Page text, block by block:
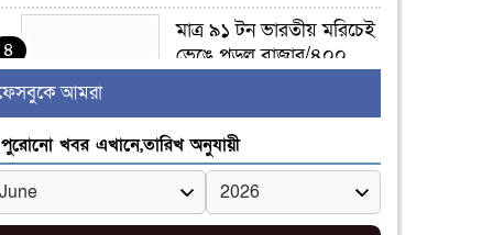
৪
মাত্র ৯১ টন ভারতীয় মরিচেই
ভেঙে পড়ল বাজার/৪০০
৫
জুলাই আন্দোলন ছিল
সম্মিলিত, লক্ষ্য হওয়া উচিত
ঐক্য ও রাষ্ট্রগঠন
আমরা
পুরোনো খবর এখানে,তারিখ অনুযায়ী